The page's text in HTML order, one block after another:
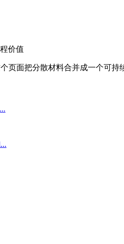
价值
页面把分散材料合并成一个可持